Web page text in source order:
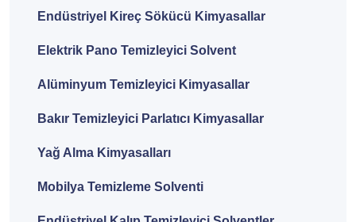
Endüstriyel Kireç Sökücü Kimyasallar
Elektrik Pano Temizleyici Solvent
Alüminyum Temizleyici Kimyasallar
Bakır Temizleyici Parlatıcı Kimyasallar
Yağ Alma Kimyasalları
Mobilya Temizleme Solventi